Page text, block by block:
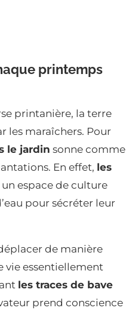
printemps
printanière, la terre
les maraîchers. Pour
le jardin sonne comme
En effet, les
espace de culture
pour sécréter leur
de manière
vie essentiellement
les traces de bave
prend conscience